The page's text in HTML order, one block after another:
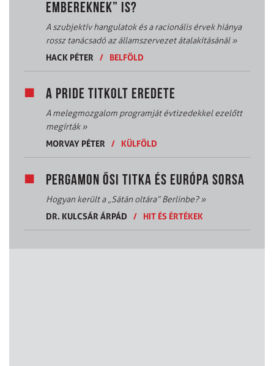
EMBEREKNEK” IS?
A szubjektív hangulatok és a racionális érvek hiánya
rossz tanácsadó az államszervezet átalakításánál»
HACK PÉTER
/ BELFÖLD
A PRIDE TITKOLT EREDETE
A melegmozgalom programját évtizedekkel ezelőtt
megírták»
MORVAY PÉTER
/ KÜLFÖLD
PERGAMON ŐSI TITKA ÉS EURÓPA SORSA
Hogyan került a „Sátán oltára” Berlinbe?»
DR. KULCSÁR ÁRPÁD
/ HIT ÉS ÉRTÉKEK